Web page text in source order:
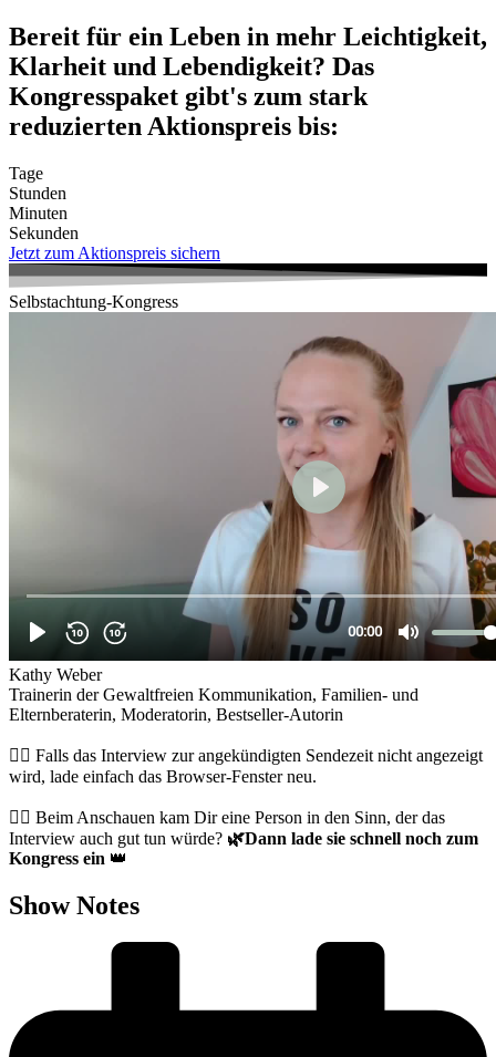
Zum
Inhalt
wechseln
Bereit für ein Leben in mehr Leichtigkeit,
Klarheit und Lebendigkeit? Das
Kongresspaket gibt's zum stark
reduzierten Aktionspreis bis:
Tage
Stunden
Minuten
Sekunden
Jetzt zum Aktionspreis sichern
Selbstachtung-Kongress
Kathy Weber
Trainerin der Gewaltfreien Kommunikation, Familien- und
Elternberaterin, Moderatorin, Bestseller-Autorin
👉🏻 Falls das Interview zur angekündigten Sendezeit nicht angezeigt
wird, lade einfach das Browser-Fenster neu.
👉🏻 Beim Anschauen kam Dir eine Person in den Sinn, der das
Interview auch gut tun würde? 🌿Dann lade sie schnell noch zum
Kongress ein 👑
Show Notes